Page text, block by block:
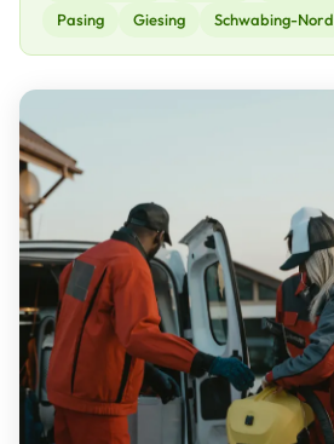
Pasing
Giesing Schwabing-Nord